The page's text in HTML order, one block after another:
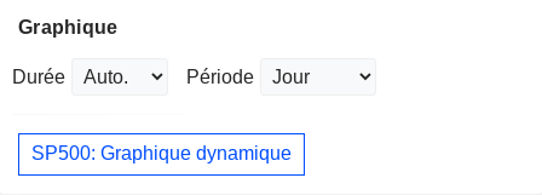
Graphique
Durée Période
SP500: Graphique dynamique